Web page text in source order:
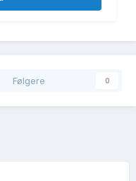
Følgere 0